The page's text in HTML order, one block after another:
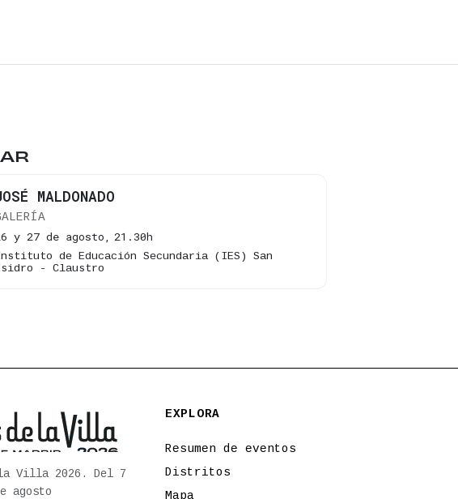
MALDONADO
y 27 de agosto, 21.30h
de Educación Secundaria (IES) San
- Claustro
la Villa 2026. Del 7
agosto
EXPLORA
Resumen de eventos
Distritos
Mapa